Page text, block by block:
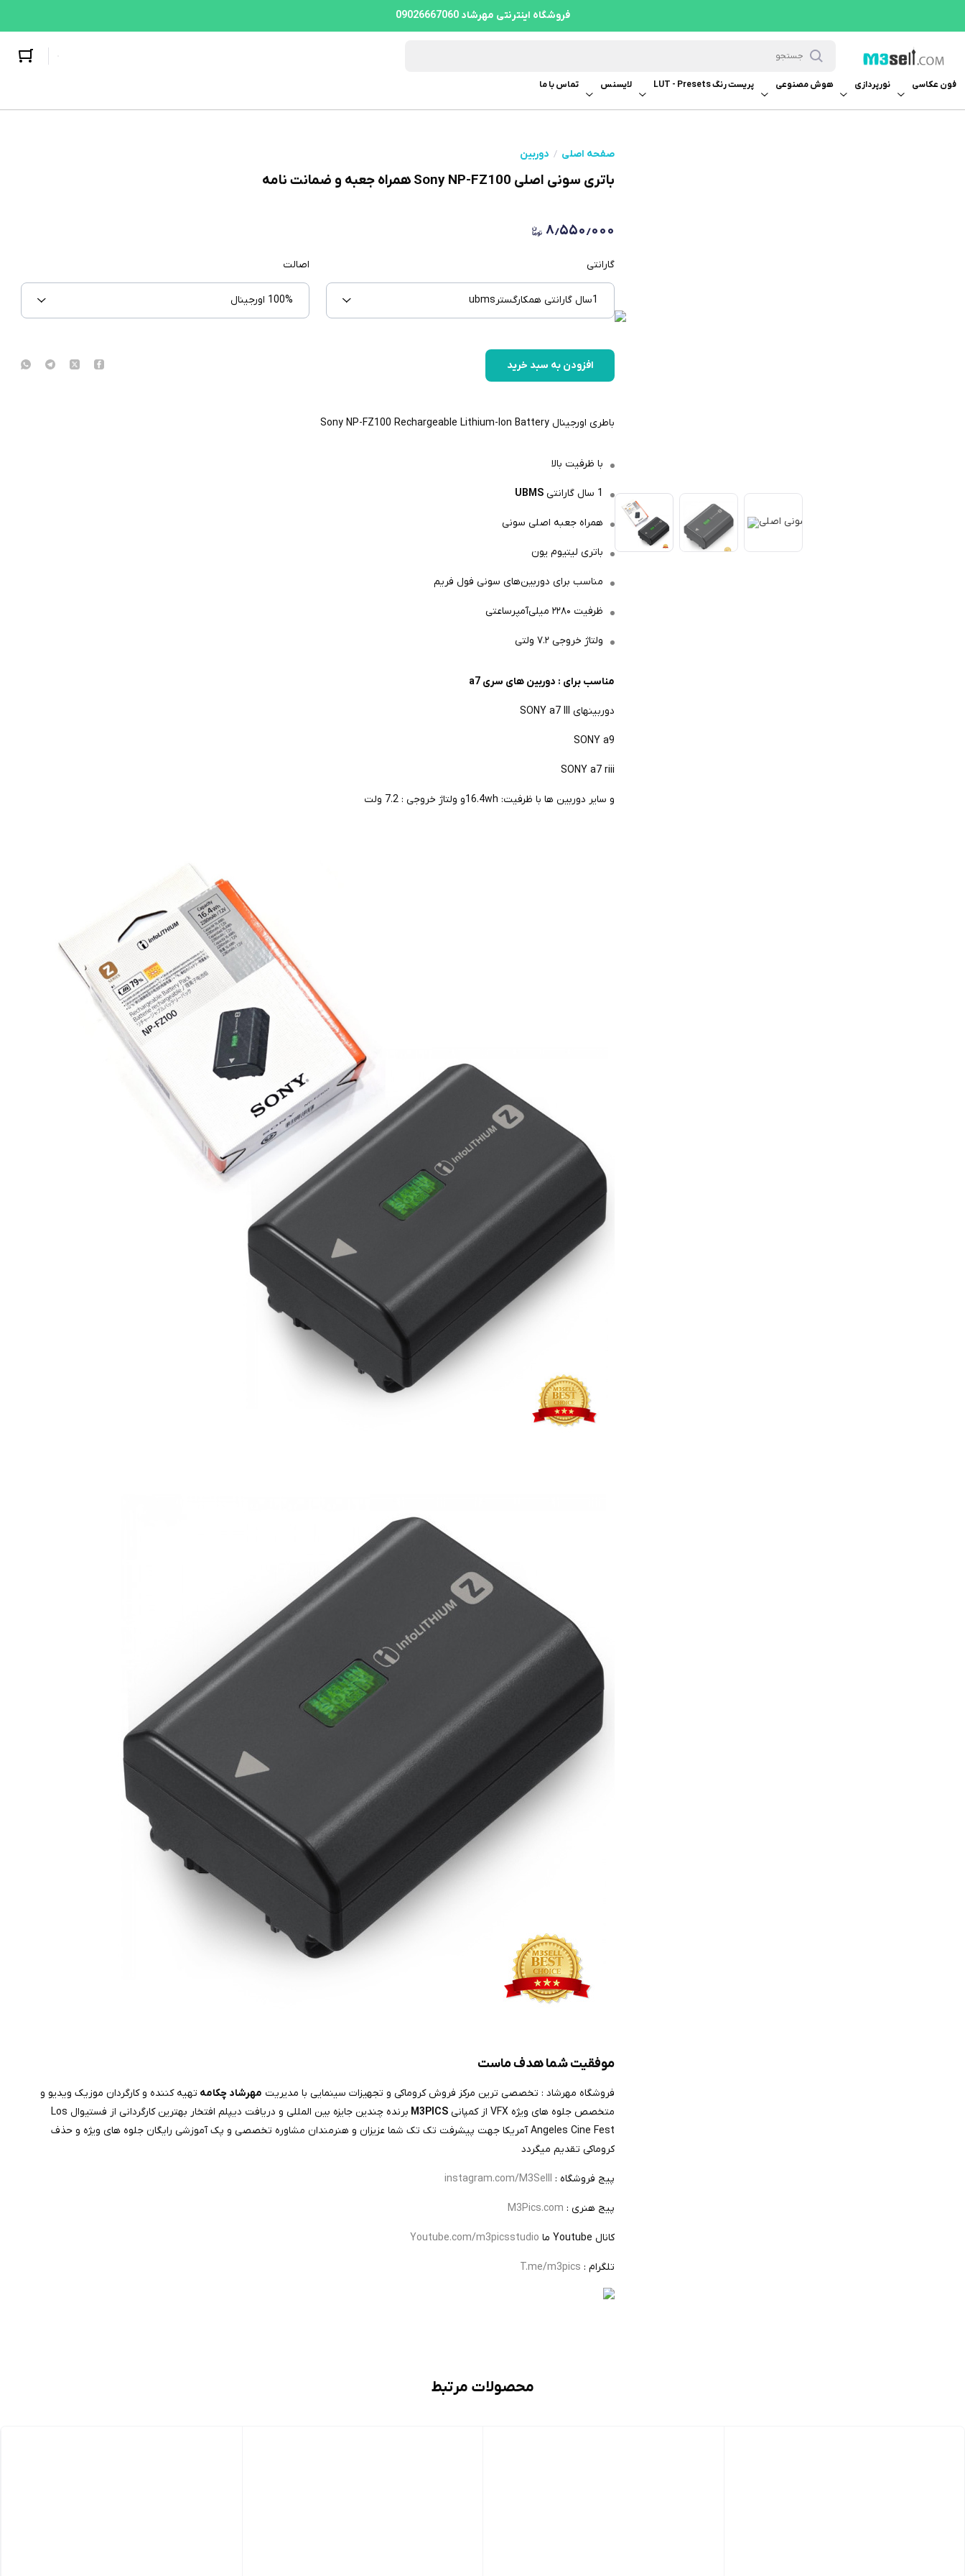
فروشگاه اینترنتی مهرشاد 09026667060
فون عکاسی نورپردازی هوش مصنوعی پریست رنگ LUT - Presets لایسنس تماس با ما
صفحه اصلی دوربین
باتری سونی اصلی Sony NP-FZ100 همراه جعبه و ضمانت نامه
۸٫۵۵۰٫۰۰۰
گارانتی
1سال گارانتی همکارگسترubms
اصالت
100% اورجینال
افزودن به سبد خرید
باطری اورجینال Sony NP-FZ100 Rechargeable Lithium-Ion Battery
با ظرفیت بالا
1 سال گارانتی UBMS
همراه جعبه اصلی سونی
باتری لیتیوم یون
مناسب برای دوربین‌های سونی فول فریم
ظرفیت ۲۲۸۰ میلی‌آمپرساعتی
ولتاژ خروجی ۷.۲ ولتی
مناسب برای : دوربین های سری a7
دوربینهای SONY a7 III
SONY a9
SONY a7 riii
و سایر دوربین ها با ظرفیت: 16.4whو ولتاژ خروجی : 7.2 ولت
موفقیت شما هدف ماست
فروشگاه مهرشاد : تخصصی ترین مرکز فروش کروماکی و تجهیزات سینمایی با مدیریت مهرشاد چکامه تهیه کننده و کارگردان موزیک ویدیو و
متخصص جلوه های ویژه VFX از کمپانی
M3PICS
برنده چندین جایزه بین المللی و دریافت دیپلم افتخار بهترین کارگردانی از فستیوال Los
Angeles Cine Fest آمریکا جهت پیشرفت تک تک شما عزیزان و هنرمندان مشاوره تخصصی و پک آموزشی رایگان جلوه های ویژه و حذف
کروماکی تقدیم میگردد
پیج فروشگاه : instagram.com/M3Selll
پیج هنری : M3Pics.com
کانال Youtube ما Youtube.com/m3picsstudio
تلگرام : T.me/m3pics
محصولات مرتبط